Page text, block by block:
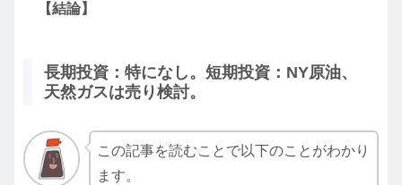
【結論】
長期投資：特になし。短期投資：NY原油、
天然ガスは売り検討。
この記事を読むことで以下のことがわかり
ます。